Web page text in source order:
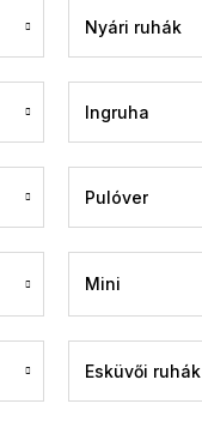
Nyári ruhák
Ingruha
Pulóver
Mini
Esküvői ruhák